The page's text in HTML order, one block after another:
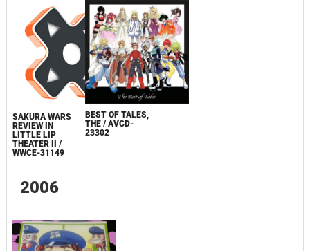
SAKURA WARS
REVIEW IN
LITTLE LIP
THEATER II /
WWCE-31149
BEST OF TALES,
THE / AVCD-
23302
2006